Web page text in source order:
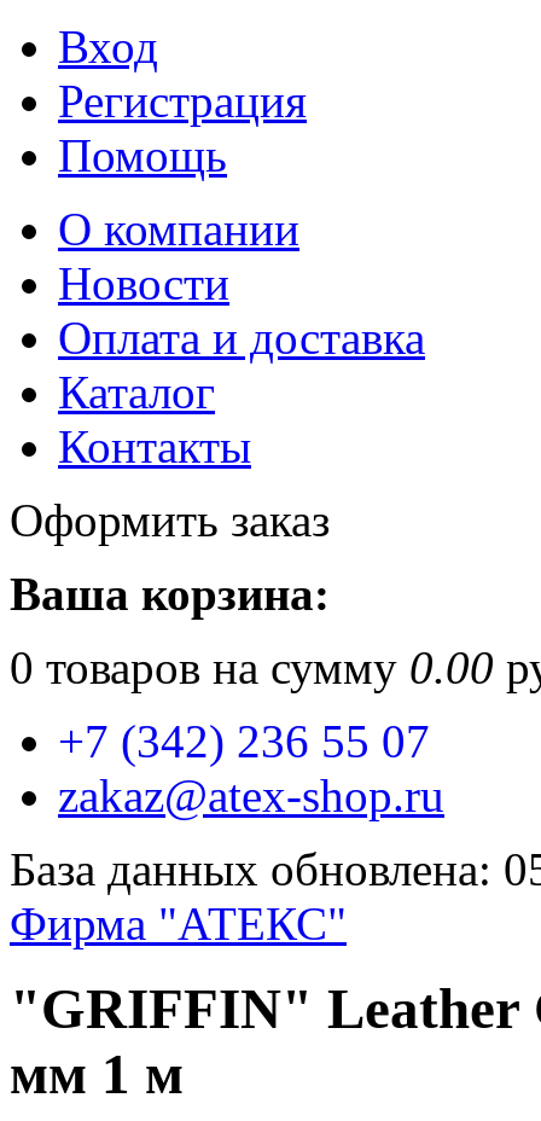
Вход
Регистрация
Помощь
О компании
Новости
Оплата и доставка
Каталог
Контакты
Оформить заказ
Ваша корзина:
0 товаров на сумму 0.00
+7 (342) 236 55 07
zakaz@atex-shop.ru
База данных обновлена:
Фирма "АТЕКС"
"GRIFFIN" Leather
мм 1 м